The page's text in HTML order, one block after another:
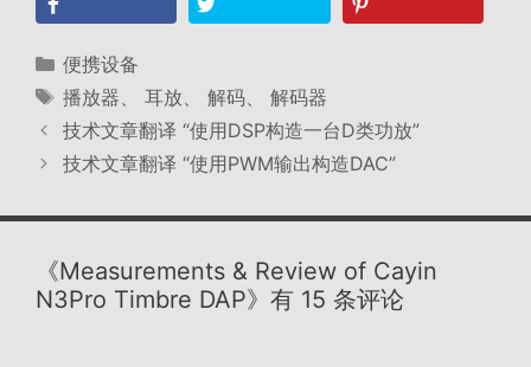
分
类
便携设备
标
签
播放器、 耳放、 解码、 解码器
技术文章翻译 “使用DSP构造一台D类功放”
技术文章翻译 “使用PWM输出构造DAC”
《Measurements & Review of Cayin
N3Pro Timbre DAP》有 15 条评论